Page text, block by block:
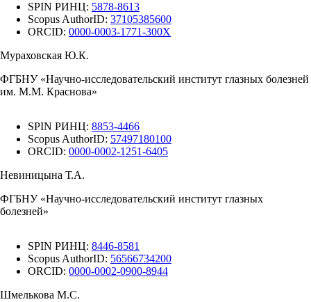
SPIN РИНЦ: 5878-8613
Scopus AuthorID: 37105385600
ORCID: 0000-0003-1771-300X
Мураховская Ю.К.
ФГБНУ «Научно-исследовательский институт глазных болезней
им. М.М. Краснова»
SPIN РИНЦ: 8853-4466
Scopus AuthorID: 57497180100
ORCID: 0000-0002-1251-6405
Невиницына Т.А.
ФГБНУ «Научно-исследовательский институт глазных
болезней»
SPIN РИНЦ: 8446-8581
Scopus AuthorID: 56566734200
ORCID: 0000-0002-0900-8944
Шмелькова М.С.